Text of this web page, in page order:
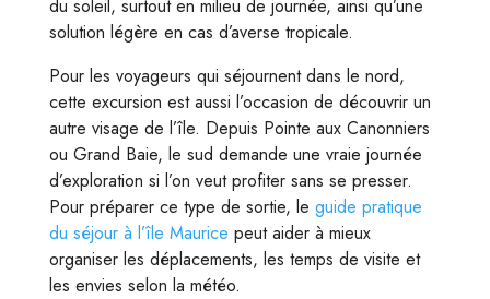
du soleil, surtout en milieu de journée, ainsi qu’une
solution légère en cas d’averse tropicale.
Pour les voyageurs qui séjournent dans le nord,
cette excursion est aussi l’occasion de découvrir un
autre visage de l’île. Depuis Pointe aux Canonniers
ou Grand Baie, le sud demande une vraie journée
d’exploration si l’on veut profiter sans se presser.
Pour préparer ce type de sortie, le guide pratique
du séjour à l’île Maurice peut aider à mieux
organiser les déplacements, les temps de visite et
les envies selon la météo.